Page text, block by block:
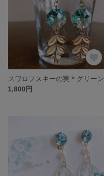
スワロフスキーの実＊グリーン
1,800円